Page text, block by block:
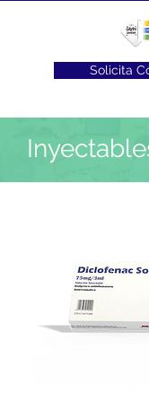
Solicita